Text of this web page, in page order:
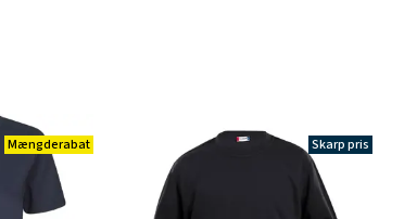
Mængderabat Skarp pris